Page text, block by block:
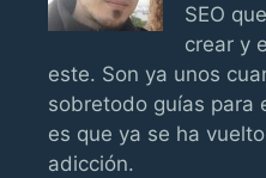
SEO
crear y
este. Son ya unos
sobretodo guías para
es que ya se ha
adicción.